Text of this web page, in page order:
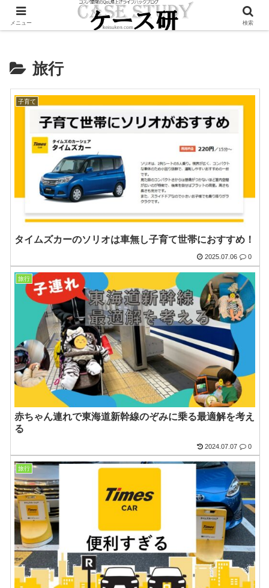
Twitterで毎日お得情報発信中！是非フォローお願いします
旅行
子育て
タイムズカーのソリオは車無し子育て世帯におすすめ！
2025.07.06 0
旅行
赤ちゃん連れで東海道新幹線のぞみに乗る最適解を考え
る
2024.07.07 0
旅行
メニュー 検索